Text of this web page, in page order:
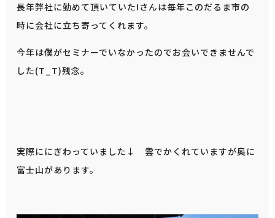
長年弊社に勤めて頂いていたIさんは毎年このだるま市の
時に会社に立ち寄ってくれます。
今年は僕がセミナーでいなかったのでお会いできませんで
した(T_T)残念。
実際ににぎわっていました↓ 雲でかくれていますが奥に
富士山があります。